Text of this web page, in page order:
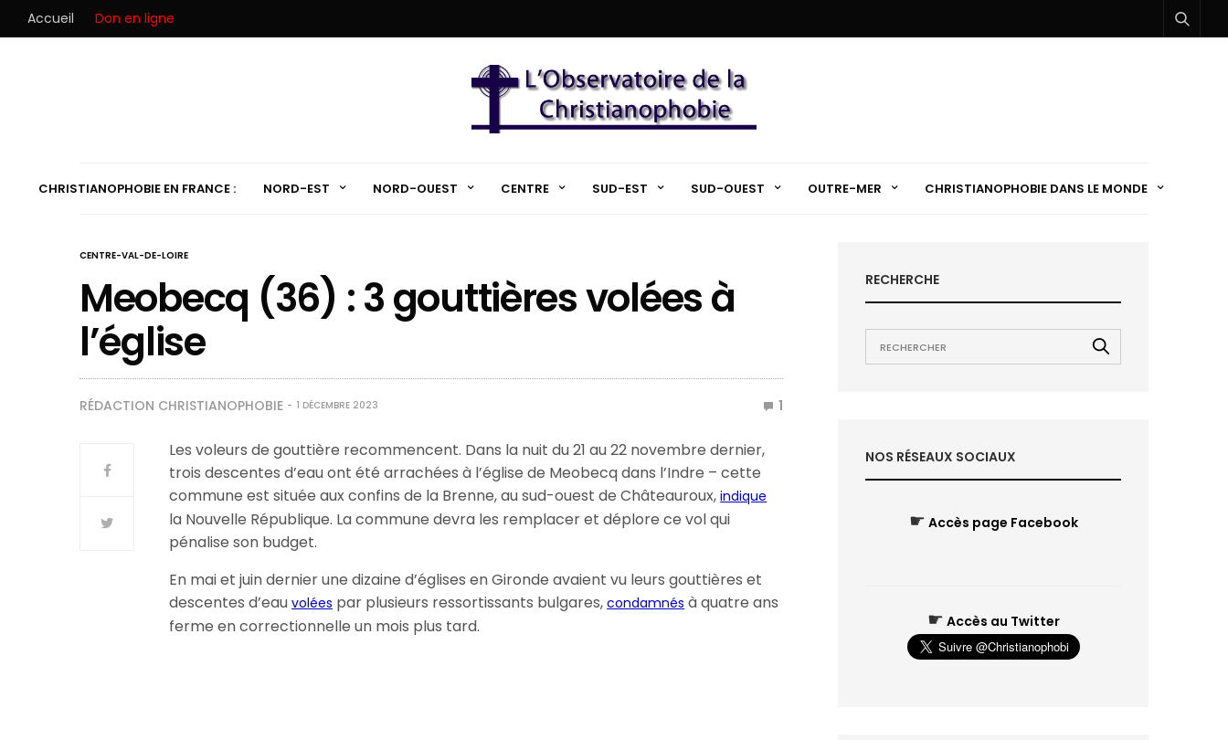
Accueil Don en ligne
CHRISTIANOPHOBIE EN FRANCE : NORD-EST NORD-OUEST CENTRE SUD-EST SUD-OUEST OUTRE-MER CHRISTIANOPHOBIE DANS LE MONDE
CENTRE-VAL-DE-LOIRE
Meobecq (36) : 3 gouttières volées à
l’église
RÉDACTION CHRISTIANOPHOBIE 1 DÉCEMBRE 2023 1
Les voleurs de gouttière recommencent. Dans la nuit du 21 au 22 novembre dernier,
trois descentes d’eau ont été arrachées à l’église de Meobecq dans l’Indre – cette
commune est située aux confins de la Brenne, au sud-ouest de Châteauroux,indique
la Nouvelle République. La commune devra les remplacer et déplore ce vol qui
pénalise son budget.
En mai et juin dernier une dizaine d’églises en Gironde avaient vu leurs gouttières et
descentes d’eauvolées par plusieurs ressortissants bulgares,condamnés à quatre ans
ferme en correctionnelle un mois plus tard.
RECHERCHE
NOS RÉSEAUX SOCIAUX
☛ Accès page Facebook
☛ Accès au Twitter